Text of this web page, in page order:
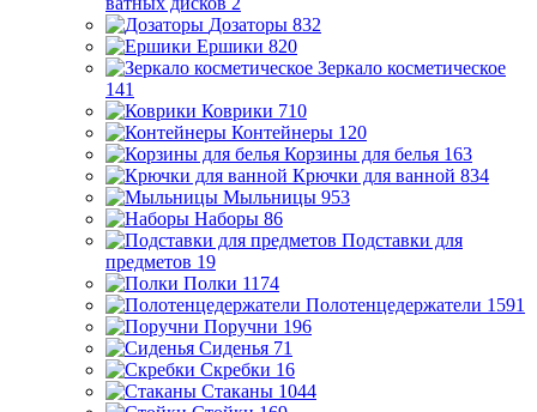
Дозаторы 832
Ершики 820
Зеркало косметическое
141
Коврики 710
Контейнеры 120
Корзины для белья 163
Крючки для ванной 834
Мыльницы 953
Наборы 86
Подставки для
предметов 19
Полки 1174
Полотенцедержатели 1591
Поручни 196
Сиденья 71
Скребки 16
Стаканы 1044